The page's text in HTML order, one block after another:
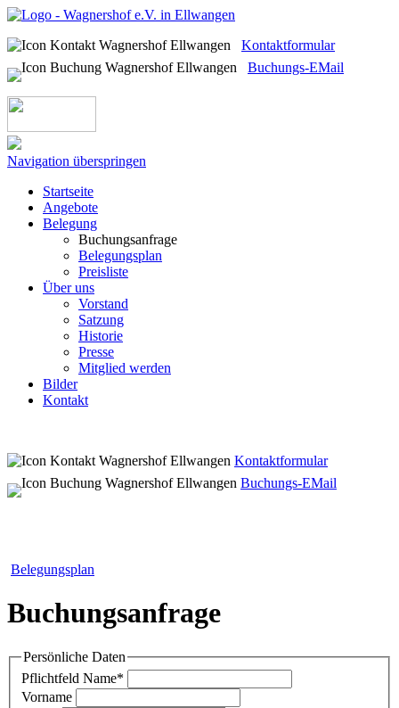
Kontaktformular
Buchungs-EMail
Navigation überspringen
Startseite
Angebote
Belegung
Buchungsanfrage
Belegungsplan
Preisliste
Über uns
Vorstand
Satzung
Historie
Presse
Mitglied werden
Bilder
Kontakt
Kontaktformular
Buchungs-EMail
Belegungsplan
Buchungsanfrage
Persönliche Daten
Pflichtfeld Name*
Vorname